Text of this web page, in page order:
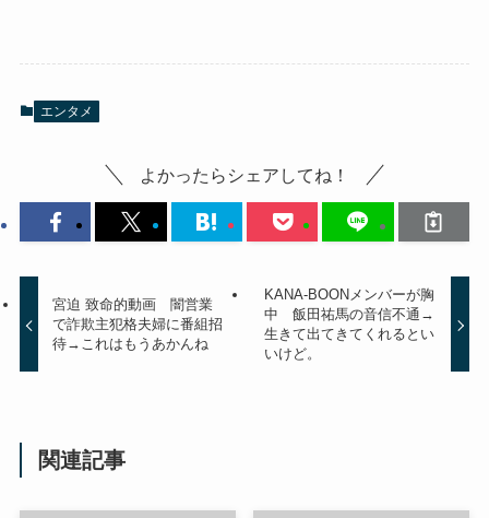
エンタメ
よかったらシェアしてね！
宮迫 致命的動画 闇営業
で詐欺主犯格夫婦に番組招
待→これはもうあかんね
KANA-BOONメンバーが胸
中 飯田祐馬の音信不通→
生きて出てきてくれるとい
いけど。
関連記事